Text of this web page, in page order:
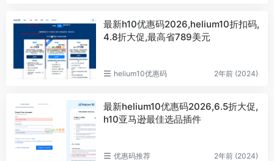
最新h10优惠码2026,helium10折扣码,
4.8折大促,最高省789美元
helium10优惠码 2年前 (2024)
最新helium10优惠码2026,6.5折大促,
h10亚马逊最佳选品插件
优惠码推荐 2年前 (2024)